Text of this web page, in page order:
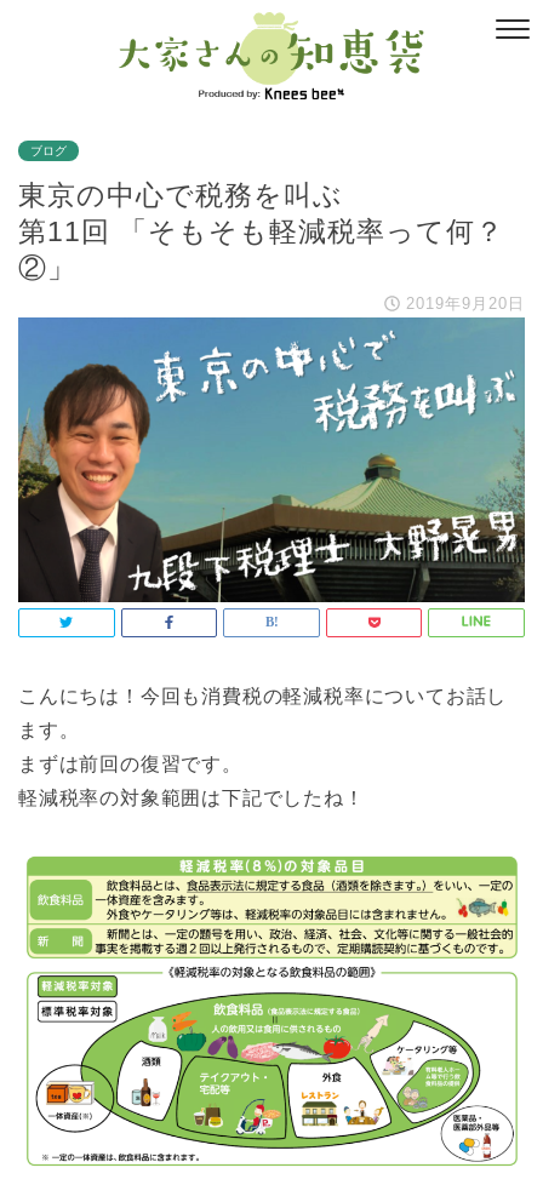
ブログ
東京の中心で税務を叫ぶ
第11回 「そもそも軽減税率って何？
②」
2019年9月20日
こんにちは！今回も消費税の軽減税率についてお話し
ます。
まずは前回の復習です。
軽減税率の対象範囲は下記でしたね！